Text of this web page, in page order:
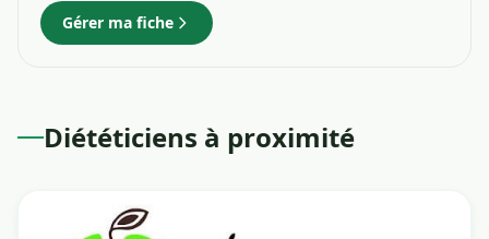
Gérer ma fiche
Diététiciens à proximité